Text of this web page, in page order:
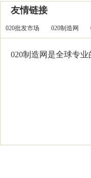
友情链接
020批发市场 020制造网
020制造网是全球专